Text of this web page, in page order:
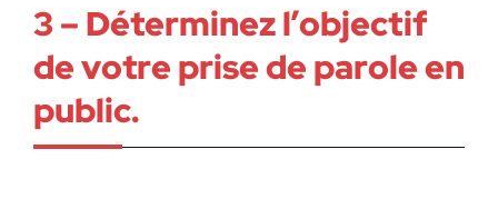
3 – Déterminez l’objectif
de votre prise de parole en
public.